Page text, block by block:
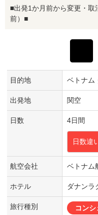
■出発1か月前から変更・取
前）■
目的地 ベトナム
出発地 関空
日数 4日間
日数違
航空会社 ベトナム
ホテル ダナンラ
旅行種別 コン